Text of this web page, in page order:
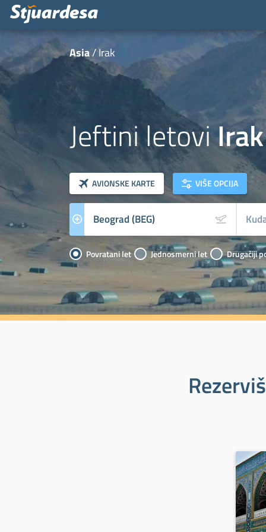
Asia Irak
Jeftini letoviIrak
AVIONSKE KARTE Prevoznik
klasa letova
VIŠE OPCIJA
Povratani let Jednosmerni let Drugačiji